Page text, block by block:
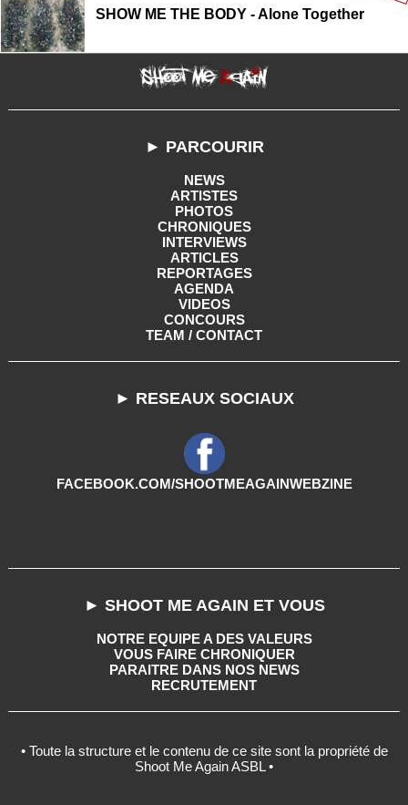
SHOW ME THE BODY - Alone Together
► PARCOURIR
NEWS
ARTISTES
PHOTOS
CHRONIQUES
INTERVIEWS
ARTICLES
REPORTAGES
AGENDA
VIDEOS
CONCOURS
TEAM / CONTACT
► RESEAUX SOCIAUX
FACEBOOK.COM/SHOOTMEAGAINWEBZINE
► SHOOT ME AGAIN ET VOUS
NOTRE EQUIPE A DES VALEURS
VOUS FAIRE CHRONIQUER
PARAITRE DANS NOS NEWS
RECRUTEMENT
• Toute la structure et le contenu de ce site sont la propriété de
Shoot Me Again ASBL •